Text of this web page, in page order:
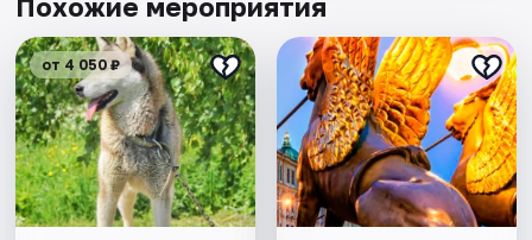
Похожие мероприятия
от 4 050 ₽